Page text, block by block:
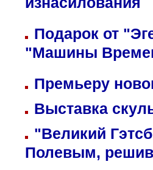
изнасилования
Подарок от
"Машины
Премьеру
Выставка
"Великий
Полевым,